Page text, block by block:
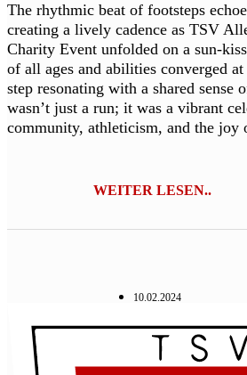
The rhythmic beat of footsteps
creating a lively cadence as TSV
Charity Event unfolded on a sun-
of all ages and abilities converged
step resonating with a shared sense
wasn’t just a run; it was a vibrant
community, athleticism, and the joy
WEITER LESEN..
10.02.2024